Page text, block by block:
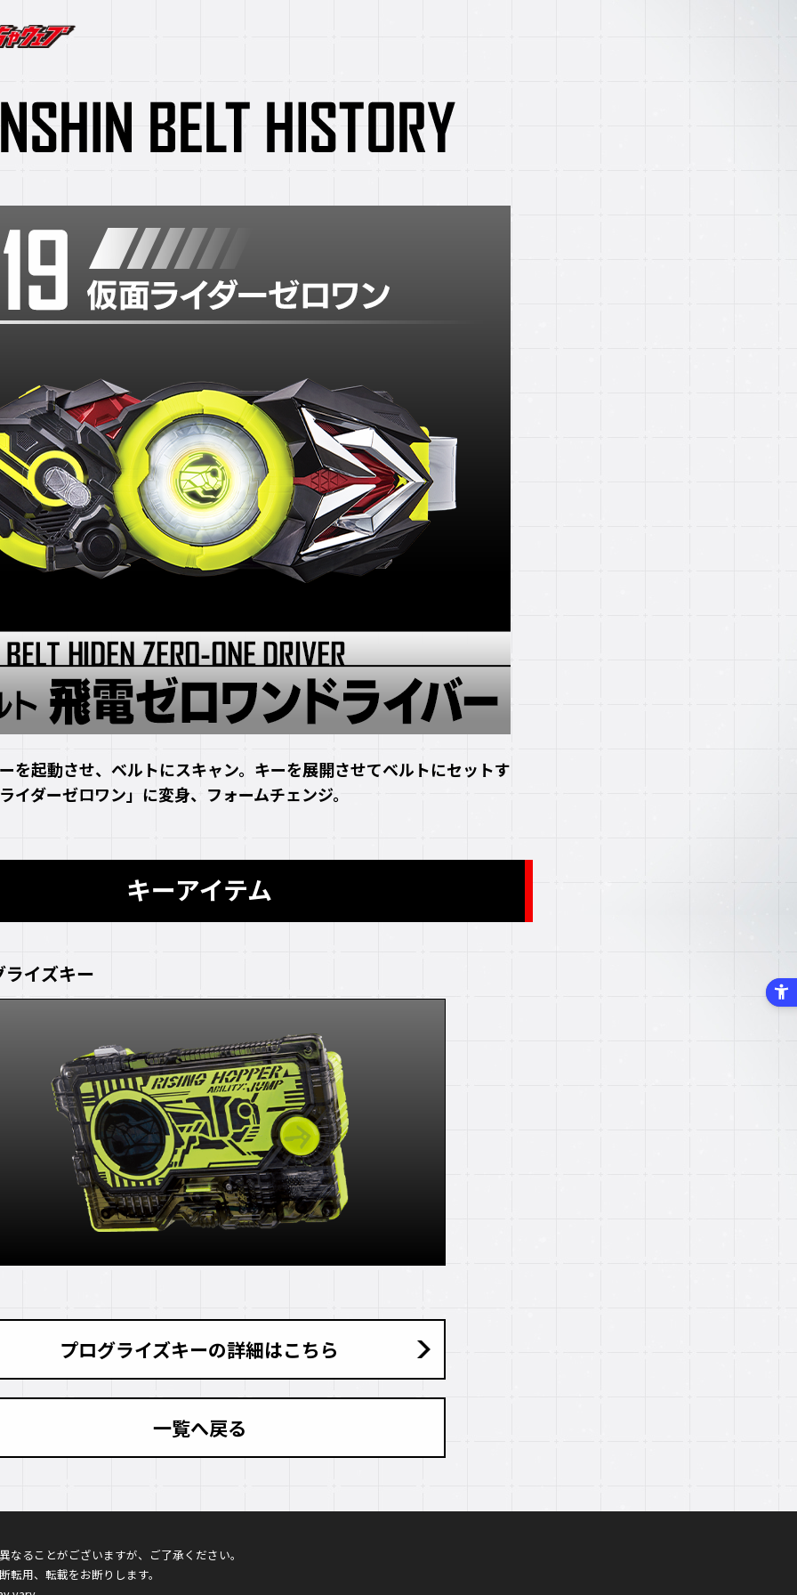
を起動させ、ベルトにスキャン。キーを展開させてベルトにセットす
イダーゼロワン」に変身、フォームチェンジ。
キーアイテム
イズキー
プログライズキーの詳細はこちら
一覧へ戻る
ることがございますが、ご了承ください。
用、転載をお断りします。